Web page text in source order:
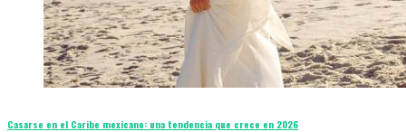
Casarse en el Caribe mexicano: una tendencia que crece en 2026